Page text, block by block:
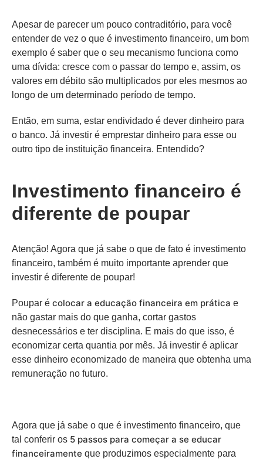
Apesar de parecer um pouco contraditório, para você
entender de vez o que é investimento financeiro, um bom
exemplo é saber que o seu mecanismo funciona como
uma dívida: cresce com o passar do tempo e, assim, os
valores em débito são multiplicados por eles mesmos ao
longo de um determinado período de tempo.
Então, em suma, estar endividado é dever dinheiro para
o banco. Já investir é emprestar dinheiro para esse ou
outro tipo de instituição financeira. Entendido?
Investimento financeiro é
diferente de poupar
Atenção! Agora que já sabe o que de fato é investimento
financeiro, também é muito importante aprender que
investir é diferente de poupar!
Poupar é colocar a educação financeira em prática e
não gastar mais do que ganha, cortar gastos
desnecessários e ter disciplina. E mais do que isso, é
economizar certa quantia por mês. Já investir é aplicar
esse dinheiro economizado de maneira que obtenha uma
remuneração no futuro.
Agora que já sabe o que é investimento financeiro, que
tal conferir os 5 passos para começar a se educar
financeiramente que produzimos especialmente para